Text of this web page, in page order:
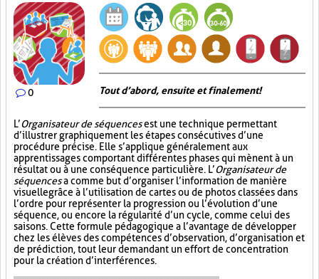
0 Tout d’abord, ensuite et finalement!
L’Organisateur de séquencesest une technique permettant
d’illustrer graphiquement les étapes consécutives d’une
procédure précise. Elle s’applique généralement aux
apprentissages comportant différentes phases qui mènent à un
résultat ou à une conséquence particulière. L’Organisateur de
séquencesa comme but d’organiser l’information de manière
visuellegrâce à l’utilisation de cartes ou de photos classées dans
l’ordre pour représenter la progression ou l’évolution d’une
séquence, ou encore la régularité d’un cycle, comme celui des
saisons. Cette formule pédagogique a l’avantage de développer
chez les élèves des compétences d’observation, d’organisation et
de prédiction, tout leur demandant un effort de concentration
pour la création d’interférences.